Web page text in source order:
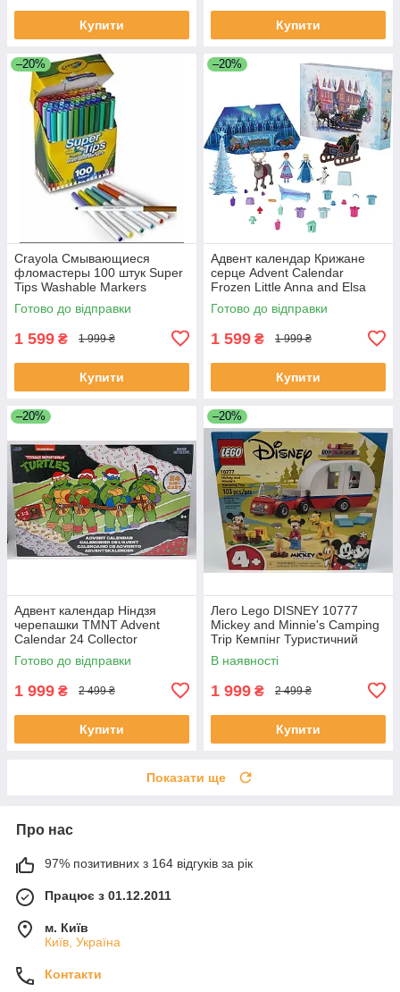
Купити Купити
–20%
Crayola Смывающиеся
фломастеры 100 штук Super
Tips Washable Markers
Готово до відправки
1 599 ₴ 1 999 ₴
Купити
–20%
Адвент календар Крижане
серце Advent Calendar
Frozen Little Anna and Elsa
Mattel Disney
Готово до відправки
1 599 ₴ 1 999 ₴
Купити
–20%
Адвент календар Ніндзя
черепашки TMNT Advent
Calendar 24 Collector
Teenage Mutant Ninja Jada
Toys
Готово до відправки
1 999 ₴ 2 499 ₴
Купити
–20%
Лего Lego DISNEY 10777
Mickey and Minnie's Camping
Trip Кемпінг Туристичний
похід Міккі Маус і Мінні Маус
В наявності
1 999 ₴ 2 499 ₴
Купити
Показати ще
Про нас
97% позитивних з 164 відгуків за рік
Працює з 01.12.2011
м. Київ
Київ, Україна
Контакти